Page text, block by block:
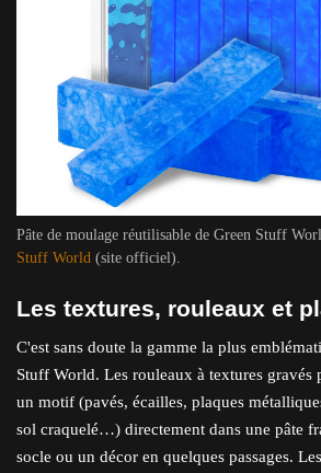
Pâte de moulage réutilisable de Green Stuff
Stuff World (site officiel).
Les textures, rouleaux et
C'est sans doute la gamme la plus
Stuff World. Les rouleaux à textures gravés
un motif (pavés, écailles, plaques
sol craquelé…) directement dans une pâte
socle ou un décor en quelques passages.